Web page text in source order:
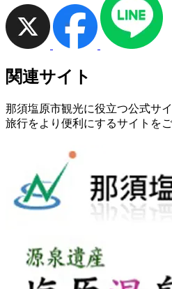
関連サイト
那須塩原市観光に役立つ公式サ
旅行をより便利にするサイトをご